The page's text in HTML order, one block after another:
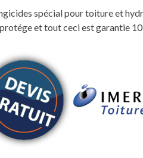
spécial pour toiture et
et tout ceci est garantie 10